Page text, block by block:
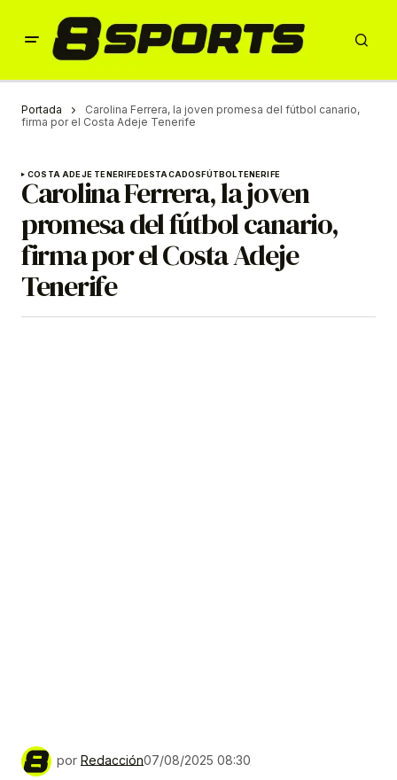
Portada
Carolina Ferrera, la joven promesa del fútbol canario,
firma por el Costa Adeje Tenerife
COSTA ADEJE TENERIFEDESTACADOSFÚTBOLTENERIFE
Carolina Ferrera, la joven
promesa del fútbol canario,
firma por el Costa Adeje
Tenerife
por Redacción07/08/2025 08:30